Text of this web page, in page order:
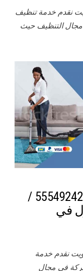
نقدم خدمة تنظيف
مجال التنظيف حيث
تنظيف منازل السالمي / 55549242 /
في
نقدم خدمة
في مجال